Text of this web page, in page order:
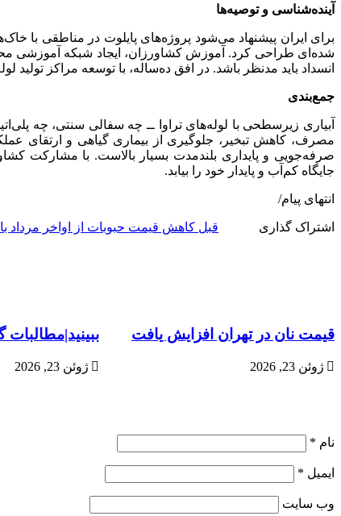
آینده‌شناسی و توصیه‌ها
برای ایران پیشنهاد می‌شود پروژه‌های پایلوت در مناطقی با
شده‌ای طراحی کرد. آموزش کشاورزان، ایجاد شبکه آموزشی
انسداد باید مدنظر باشد. در افق ده‌ساله، با توسعه مراکز
جمع‌بندی
آبیاری زیرسطحی با لوله‌های تراوا ــ چه سفالی سنتی، چه
مصرف، کاهش تبخیر، جلوگیری از بیماری گیاهی و ارتقای
صرفه‌جویی و پایداری بلندمدت بسیار بالاست. با مشارکت
جایگاه کم‌آب و پایدار خود را بیابد.
انتهای پیام/
اشتراک گذاری قبل کاهش قیمت حبوبات از اواخر
قیمت نان در تهران افزایش یافت
ژوئن 23, 2026 ژوئن 23, 2026
نام *
ایمیل *
وب‌ سایت